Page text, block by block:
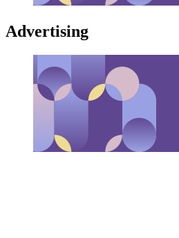
Advertising